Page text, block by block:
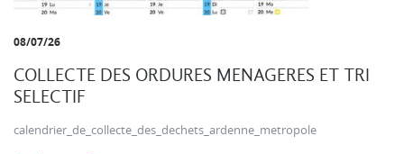
08/07/26
COLLECTE DES ORDURES MENAGERES ET TRI
SELECTIF
calendrier_de_collecte_des_dechets_ardenne_metropole